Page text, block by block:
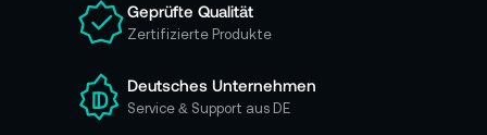
e
e
n
N
Geprüfte Qualität
Zertifizierte Produkte
Deutsches Unternehmen
Service & Support aus DE